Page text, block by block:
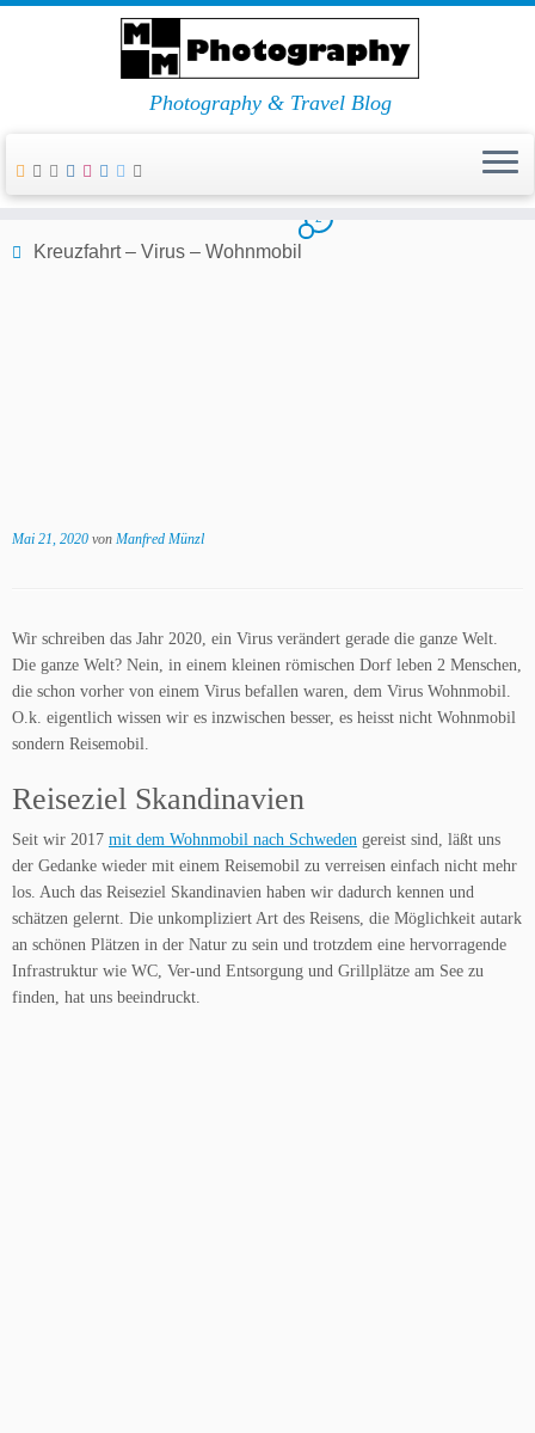
Zum
Photography & Travel Blog
Home»Kreuzfahrt – Virus – Wohnmobil
Kreuzfahrt – Virus – Wohnmobil
2
Mai 21, 2020 von Manfred Münzl
Wir schreiben das Jahr 2020, ein Virus verändert gerade die ganze Welt.
Die ganze Welt? Nein, in einem kleinen römischen Dorf leben 2 Menschen,
die schon vorher von einem Virus befallen waren, dem Virus Wohnmobil.
O.k. eigentlich wissen wir es inzwischen besser, es heisst nicht Wohnmobil
sondern Reisemobil.
Reiseziel Skandinavien
Seit wir 2017 mit dem Wohnmobil nach Schweden gereist sind, läßt uns
der Gedanke wieder mit einem Reisemobil zu verreisen einfach nicht mehr
los. Auch das Reiseziel Skandinavien haben wir dadurch kennen und
schätzen gelernt. Die unkompliziert Art des Reisens, die Möglichkeit autark
an schönen Plätzen in der Natur zu sein und trotzdem eine hervorragende
Infrastruktur wie WC, Ver-und Entsorgung und Grillplätze am See zu
finden, hat uns beeindruckt.